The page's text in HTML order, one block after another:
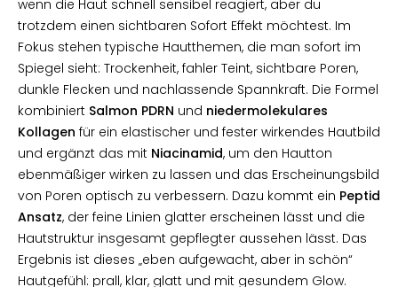
wenn die Haut schnell sensibel reagiert, aber du
trotzdem einen sichtbaren Sofort Effekt möchtest. Im
Fokus stehen typische Hautthemen, die man sofort im
Spiegel sieht: Trockenheit, fahler Teint, sichtbare Poren,
dunkle Flecken und nachlassende Spannkraft. Die Formel
kombiniert Salmon PDRN und niedermolekulares
Kollagen für ein elastischer und fester wirkendes Hautbild
und ergänzt das mit Niacinamid, um den Hautton
ebenmäßiger wirken zu lassen und das Erscheinungsbild
von Poren optisch zu verbessern. Dazu kommt ein Peptid
Ansatz, der feine Linien glatter erscheinen lässt und die
Hautstruktur insgesamt gepflegter aussehen lässt. Das
Ergebnis ist dieses „eben aufgewacht, aber in schön“
Hautgefühl: prall, klar, glatt und mit gesundem Glow.